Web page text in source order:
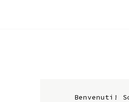
Benvenuti!